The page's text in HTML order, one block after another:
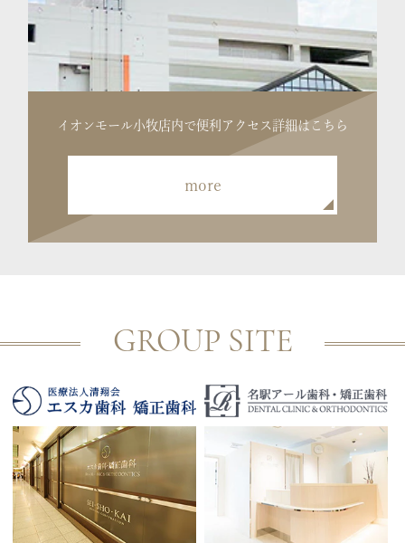
イオンモール小牧店内で便利 アクセス詳細はこちら
more
GROUP SITE